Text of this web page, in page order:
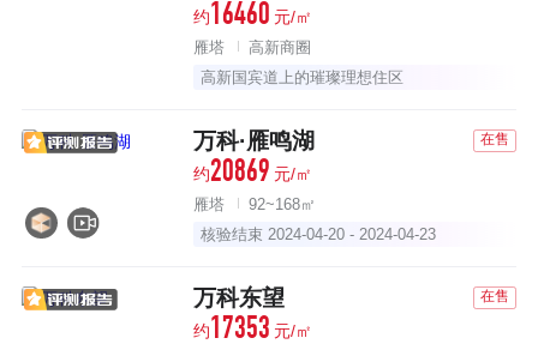
约16460 元/㎡
雁塔
高新商圈
高新国宾道上的璀璨理想住区
万科·雁鸣湖 在售
约20869 元/㎡
雁塔
92~168㎡
核验结束 2024-04-20 - 2024-04-23
万科东望 在售
约17353 元/㎡